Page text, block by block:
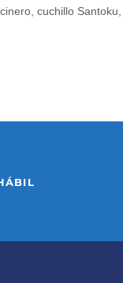
cuchillo Santoku,